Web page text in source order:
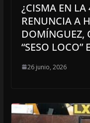
¿CISMA EN LA
RENUNCIA A
DOMÍNGUEZ,
“SESO LOCO”
26 junio, 2026